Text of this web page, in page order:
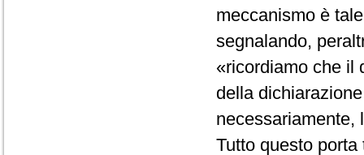
meccanismo è
segnalando,
«ricordiamo che il
della
Tutto questo